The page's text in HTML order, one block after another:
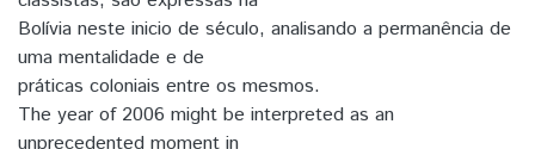
Bolívia neste inicio de século, analisando a permanência de
uma mentalidade e de
práticas coloniais entre os mesmos.
The year of 2006 might be interpreted as an